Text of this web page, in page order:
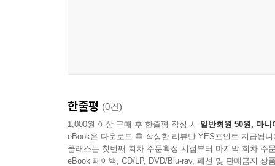
한줄평 (0건)
1,000원 이상 구매 후 한줄평 작성 시 일반회원 50원, 마니
eBook은 다운로드 후 작성한 리뷰만 YES포인트 지급됩니
클래스는 첫번째 회차 주문확정 시점부터 마지막 회차 주
eBook 페이백, CD/LP, DVD/Blu-ray, 패션 및 판매금지 상